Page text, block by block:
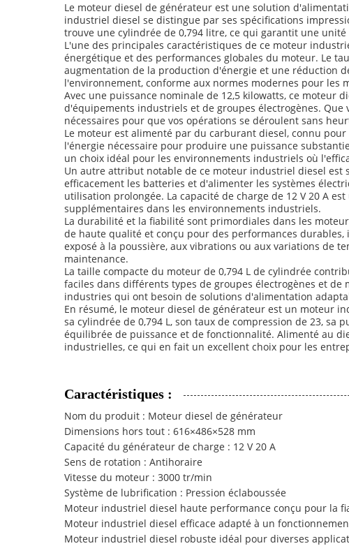
Le moteur diesel de générateur est une solution
industriel diesel se distingue par ses spécifications
trouve une cylindrée de 0,794 litre, ce qui garantit une
L'une des principales caractéristiques de ce moteur
énergétique et des performances globales du moteur. Le
augmentation de la production d'énergie et une réduction
l'environnement, conforme aux normes modernes pour les
Avec une puissance nominale de 12,5 kilowatts, ce moteur
d'équipements industriels et de groupes électrogènes.
nécessaires pour que vos opérations se déroulent sans
Le moteur est alimenté par du carburant diesel, connu
l'énergie nécessaire pour produire une puissance
un choix idéal pour les environnements industriels où
Un autre attribut notable de ce moteur industriel diesel est
efficacement les batteries et d'alimenter les systèmes
utilisation prolongée. La capacité de charge de 12 V 20 A
supplémentaires dans les environnements industriels.
La durabilité et la fiabilité sont primordiales dans les
de haute qualité et conçu pour des performances
exposé à la poussière, aux vibrations ou aux variations de
maintenance.
La taille compacte du moteur de 0,794 L de cylindrée
faciles dans différents types de groupes électrogènes et
industries qui ont besoin de solutions d'alimentation
En résumé, le moteur diesel de générateur est un moteur
sa cylindrée de 0,794 L, son taux de compression de 23, sa
équilibrée de puissance et de fonctionnalité. Alimenté au
industrielles, ce qui en fait un excellent choix pour les
Caractéristiques :
Nom du produit : Moteur diesel de générateur
Dimensions hors tout : 616×486×528 mm
Capacité du générateur de charge : 12 V 20 A
Sens de rotation : Antihoraire
Vitesse du moteur : 3000 tr/min
Système de lubrification : Pression éclaboussée
Moteur industriel diesel haute performance conçu pour la
Moteur industriel diesel efficace adapté à un
Moteur industriel diesel robuste idéal pour diverses